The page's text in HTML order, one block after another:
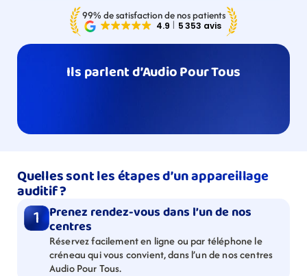
99% de satisfaction de nos patients
Ils parlent d’Audio Pour Tous
Quelles sont les étapes d’un appareillage
auditif ?
1 Prenez rendez-vous dans l’un de nos
centres
Réservez facilement en ligne ou par téléphone le
créneau qui vous convient, dans l’un de nos centres
Audio Pour Tous.